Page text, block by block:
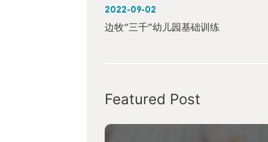
2022-09-02
边牧“三千”幼儿园基础训练
Featured Post